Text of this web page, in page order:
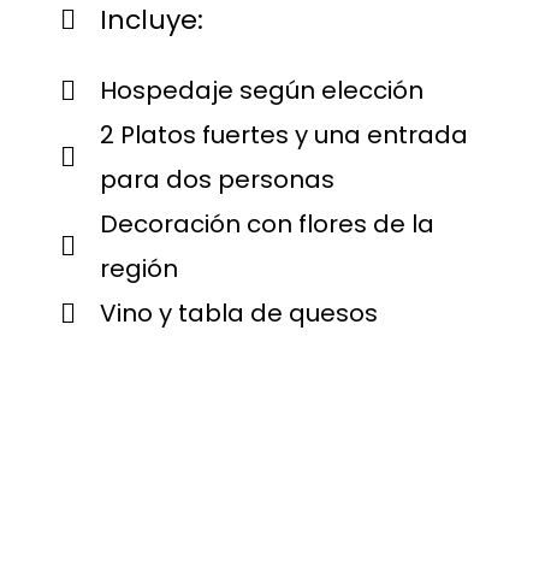
Incluye:
Hospedaje según elección
2 Platos fuertes y una entrada
para dos personas
Decoración con flores de la
región
Vino y tabla de quesos